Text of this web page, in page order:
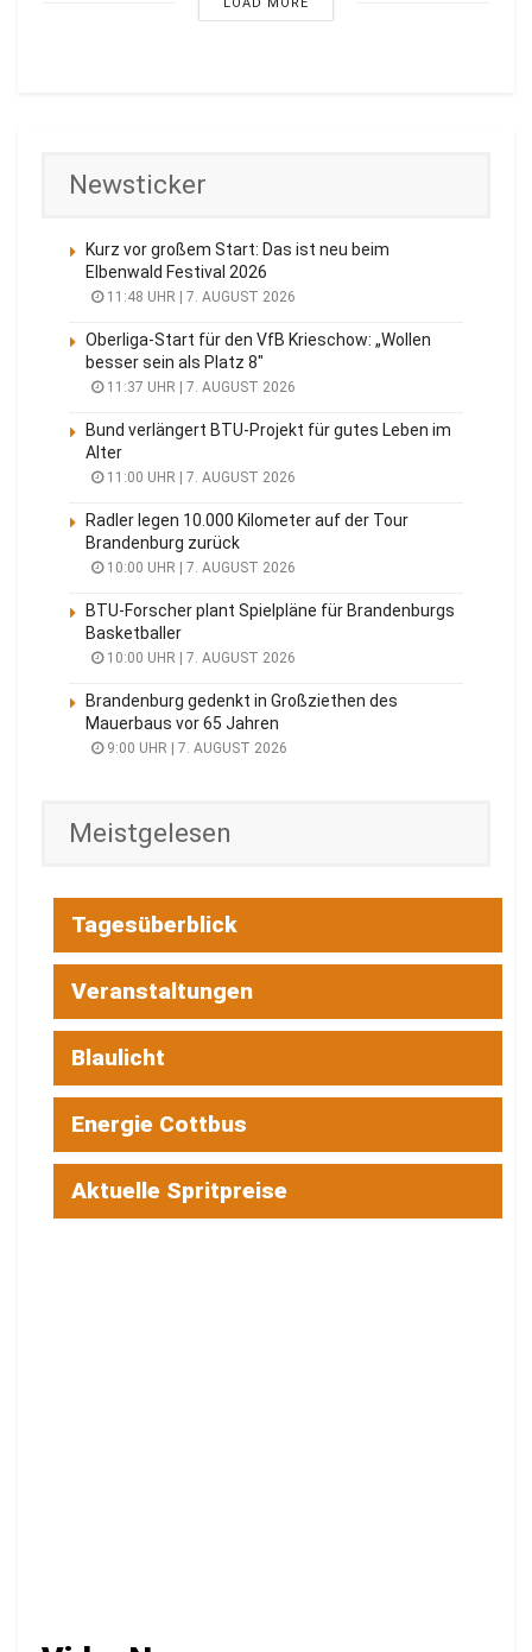
Newsticker
Kurz vor großem Start: Das ist neu beim
Elbenwald Festival 2026
11:48 UHR | 7. AUGUST 2026
Oberliga-Start für den VfB Krieschow: „Wollen
besser sein als Platz 8″
11:37 UHR | 7. AUGUST 2026
Bund verlängert BTU-Projekt für gutes Leben im
Alter
11:00 UHR | 7. AUGUST 2026
Radler legen 10.000 Kilometer auf der Tour
Brandenburg zurück
10:00 UHR | 7. AUGUST 2026
BTU-Forscher plant Spielpläne für Brandenburgs
Basketballer
10:00 UHR | 7. AUGUST 2026
Brandenburg gedenkt in Großziethen des
Mauerbaus vor 65 Jahren
9:00 UHR | 7. AUGUST 2026
Meistgelesen
Tagesüberblick
Veranstaltungen
Blaulicht
Energie Cottbus
Aktuelle Spritpreise